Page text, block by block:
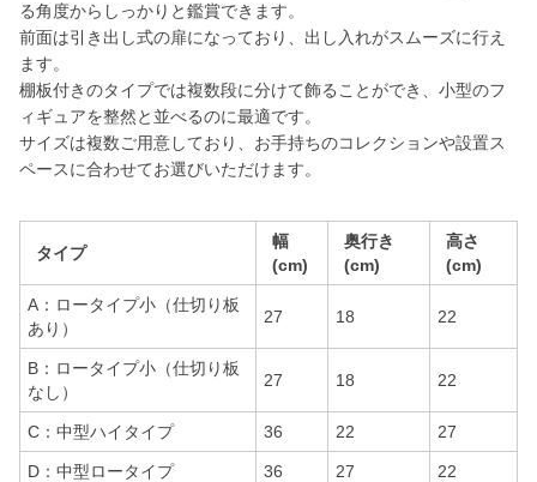
る角度からしっかりと鑑賞できます。
前面は引き出し式の扉になっており、出し入れがスムーズに行え
ます。
棚板付きのタイプでは複数段に分けて飾ることができ、小型のフ
ィギュアを整然と並べるのに最適です。
サイズは複数ご用意しており、お手持ちのコレクションや設置ス
ペースに合わせてお選びいただけます。
タイプ
幅
(cm)
奥行き
(cm)
高さ
(cm)
A：ロータイプ小（仕切り板
あり）
27 18 22
B：ロータイプ小（仕切り板
なし）
27 18 22
C：中型ハイタイプ 36 22 27
D：中型ロータイプ 36 27 22